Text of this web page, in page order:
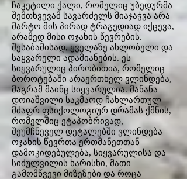
ჩაკეტილი ქალი, რომელიც უბედურმა
შემთხვევამ სავარძელს მიაჯაჭვა არა
მარტო მის პირად ტრაგედიად იქცევა,
არამედ მისი ოჯახის წევრების.
შესაბამისად, ყველაზე ახლობელი და
საყვარელი ადამიანების. ეს
სიყვარულიც პირობითია, რომელიც
ბოროტებაში არაერთხელ ვლინდება,
მაგრამ მაინც სიყვარულია. მანანა
დოიაშვილი საკმაოდ ჩახლართულ
მძაფრ ფსიქოლოგიურ დრამას ქმნის,
რომელშიც ეტაპობრივად,
შეუმჩნეველ დეტალებში ვლინდება
ოჯახის წევრთა ერთმანეთთან
დამოკიდებულება, სიყვარულისა და
სიძულვილის ხარისხი, მათი
გამომწვევი მიზეზები და როცა